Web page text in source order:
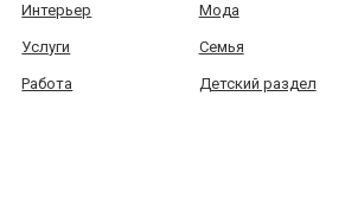
Интерьер Мода
Услуги Семья
Работа Детский раздел